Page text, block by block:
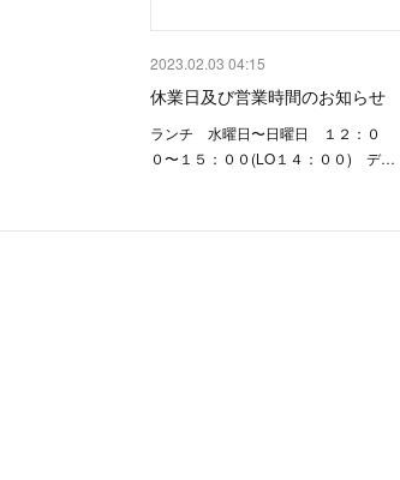
2023.02.03 04:15
休業日及び営業時間のお知らせ
ランチ 水曜日〜日曜日 １２：０
０〜１５：００(LO１４：００) デ…